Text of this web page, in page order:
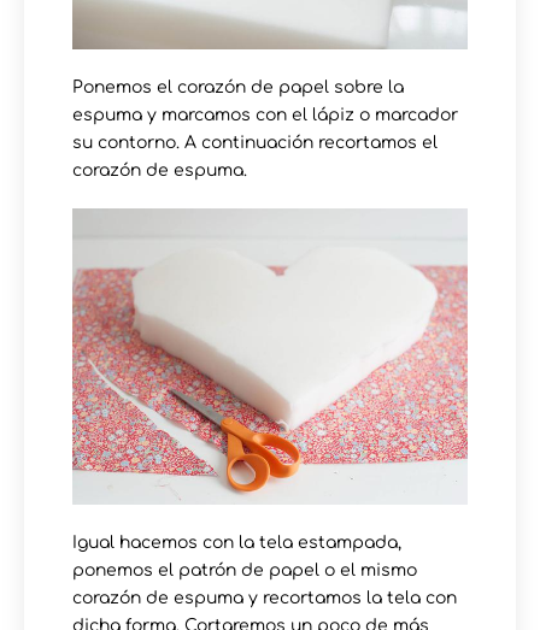
Ponemos el corazón de papel sobre la
espuma y marcamos con el lápiz o marcador
su contorno. A continuación recortamos el
corazón de espuma.
Igual hacemos con la tela estampada,
ponemos el patrón de papel o el mismo
corazón de espuma y recortamos la tela con
dicha forma. Cortaremos un poco de más